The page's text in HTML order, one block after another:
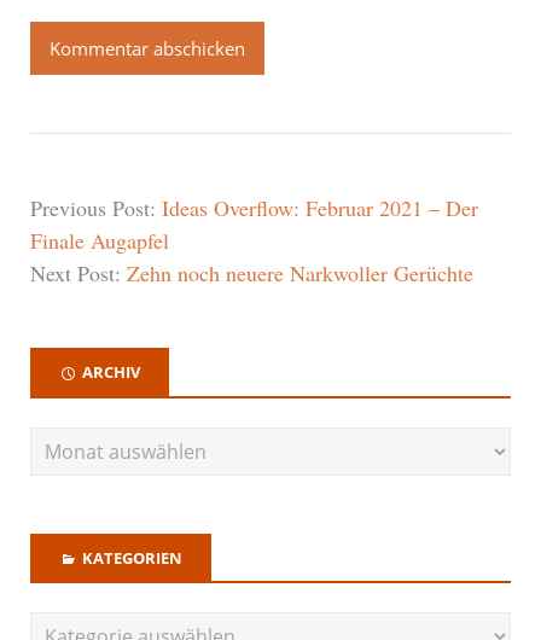
Previous Post: Ideas Overflow: Februar 2021 – Der
Finale Augapfel
Next Post: Zehn noch neuere Narkwoller Gerüchte
ARCHIV
KATEGORIEN